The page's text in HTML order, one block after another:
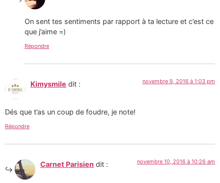
On sent tes sentiments par rapport à ta lecture et c’est ce
que j’aime =)
Répondre
Kimysmile dit : novembre 9, 2016 à 1:03 pm
Dés que t’as un coup de foudre, je note!
Répondre
Carnet Parisien dit : novembre 10, 2016 à 10:26 am